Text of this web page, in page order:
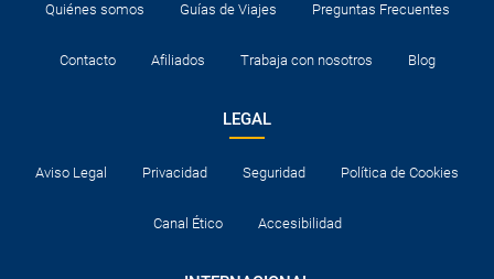
Quiénes somos Guías de Viajes Preguntas Frecuentes
Contacto Afiliados Trabaja con nosotros Blog
LEGAL
Aviso Legal Privacidad Seguridad Política de Cookies
Canal Ético Accesibilidad